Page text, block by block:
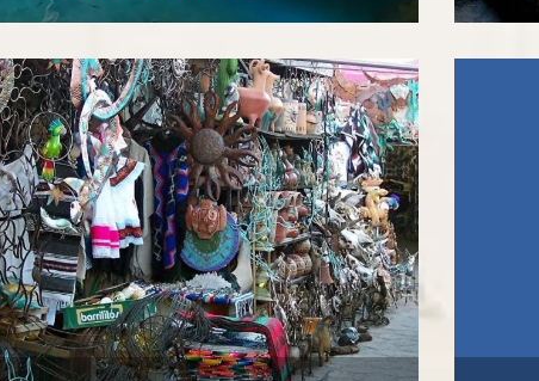
ENTRER DANS LES MARCHÉS
SURRÉALISTES DE MEXICO
Les marchés locaux de la ville possèdent des
secrets et trésors que seuls les habitants de
Mexico connaissent. Vous passerez par les
marchés aux fleurs, plantes médicinales,
sorcellerie, aux saveurs exquises et œuvres
d’art oubliées… Une expédition dans des lieux
originaux, hautement colorés et un peu
chaotiques.